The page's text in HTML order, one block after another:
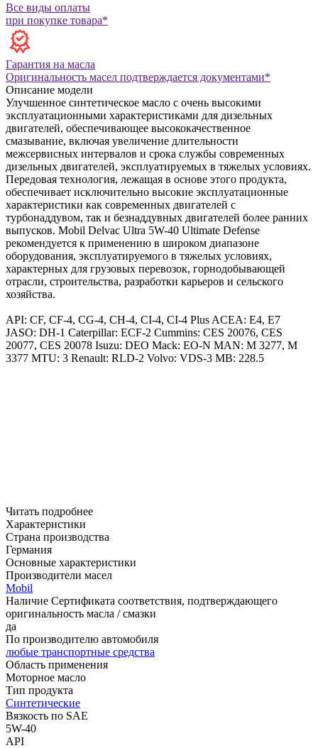
Все виды оплаты
при покупке товара*
Гарантия на масла
Оригинальность масел подтверждается документами*
Описание модели
Улучшенное синтетическое масло с очень высокими
эксплуатационными характеристиками для дизельных
двигателей, обеспечивающее высококачественное
смазывание, включая увеличение длительности
межсервисных интервалов и срока службы современных
дизельных двигателей, эксплуатируемых в тяжелых условиях.
Передовая технология, лежащая в основе этого продукта,
обеспечивает исключительно высокие эксплуатационные
характеристики как современных двигателей с
турбонаддувом, так и безнаддувных двигателей более ранних
выпусков. Mobil Delvac Ultra 5W-40 Ultimate Defense
рекомендуется к применению в широком диапазоне
оборудования, эксплуатируемого в тяжелых условиях,
характерных для грузовых перевозок, горнодобывающей
отрасли, строительства, разработки карьеров и сельского
хозяйства.
API: CF, CF-4, CG-4, CH-4, CI-4, CI-4 Plus ACEA: E4, E7
JASO: DH-1 Caterpillar: ECF-2 Cummins: CES 20076, CES
20077, CES 20078 Isuzu: DEO Mack: EO-N MAN: M 3277, M
3377 MTU: 3 Renault: RLD-2 Volvo: VDS-3 MB: 228.5
Читать подробнее
Характеристики
Страна производства
Германия
Основные характеристики
Производители масел
Mobil
Наличие Сертификата соответствия, подтверждающего
оригинальность масла / смазки
да
По производителю автомобиля
любые транспортные средства
Область применения
Моторное масло
Тип продукта
Синтетические
Вязкость по SAE
5W-40
API